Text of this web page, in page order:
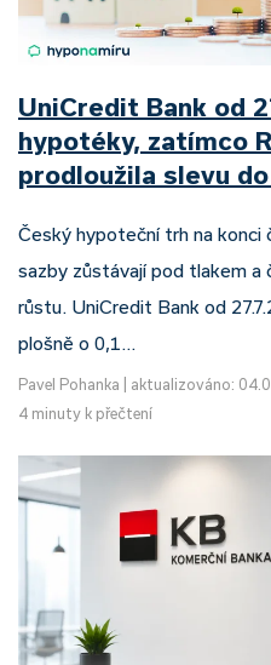
UniCredit Bank od
hypotéky, zatímco
prodloužila slevu
Český hypoteční trh na
sazby zůstávají pod tlakem a
růstu. UniCredit Bank od
plošně o 0,1…
Pavel Pohanka
aktualizováno:
4 minuty k přečtení